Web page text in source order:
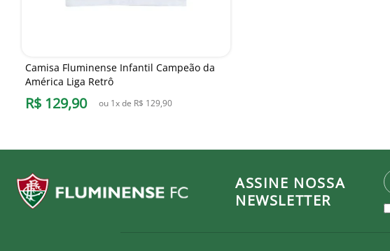
Camisa Fluminense Infantil Campeão da
América Liga Retrô
R$ 129,90 ou 1x de R$ 129,90
ASSINE NOSSA
NEWSLETTER